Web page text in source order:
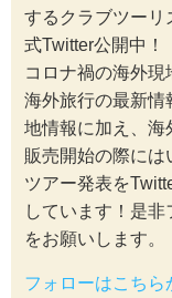
するクラブツーリ
式Twitter公開中！
コロナ禍の海外現
海外旅行の最新情
地情報に加え、海
販売開始の際には
ツアー発表を
しています！是非
をお願いします。
フォローはこちら